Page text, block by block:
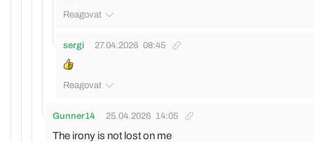
Reagovat
sergi 27.04.2026 08:45
Reagovat
Gunner14 25.04.2026 14:05
The irony is not lost on me